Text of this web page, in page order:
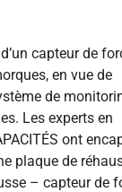
capteur de
en vue de
de
Les experts en
ont
plaque de
– capteur de